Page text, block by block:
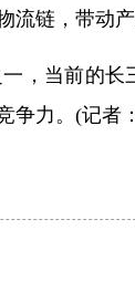
链，带动产
，当前的
争力。(记者